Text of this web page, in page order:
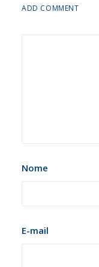
ADD COMMENT
Nome
E-mail